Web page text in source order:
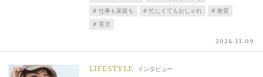
仕事も家庭も
忙しくてもおしゃれ
教育
育児
2024.11.09
LIFESTYLE インタビュー